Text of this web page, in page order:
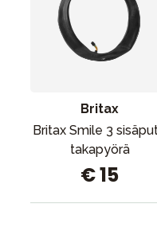
Britax
Britax Smile 3
takapyörä
€ 15
Ota meihin